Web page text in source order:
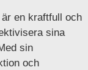
är en kraftfull och
sina
sin
och